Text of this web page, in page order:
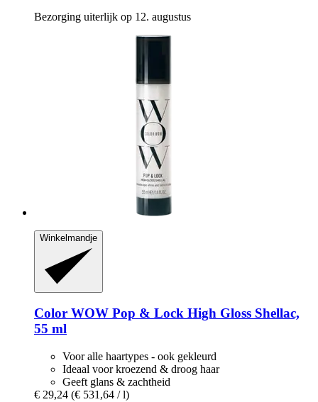
Bezorging uiterlijk op 12. augustus
Winkelmandje
Color WOW Pop & Lock High Gloss Shellac,
55 ml
Voor alle haartypes - ook gekleurd
Ideaal voor kroezend & droog haar
Geeft glans & zachtheid
€ 29,24 (€ 531,64 / l)